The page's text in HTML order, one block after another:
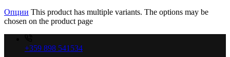
Опции This product has multiple variants. The options may be
chosen on the product page
+359 898 541534